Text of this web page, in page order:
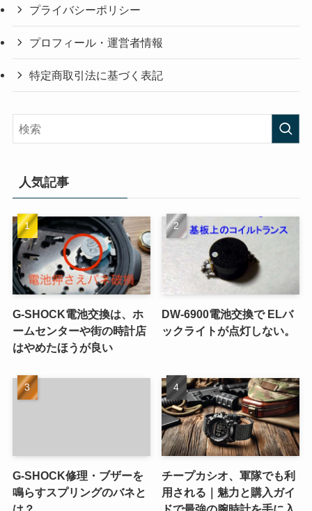
プライバシーポリシー
プロフィール・運営者情報
特定商取引法に基づく表記
人気記事
G-SHOCK電池交換は、ホ
ームセンターや街の時計店
はやめたほうが良い
DW-6900電池交換で ELバ
ックライトが点灯しない。
G-SHOCK修理・ブザーを
鳴らすスプリングのバネと
チープカシオ、軍隊でも利
用される｜魅力と購入ガイ